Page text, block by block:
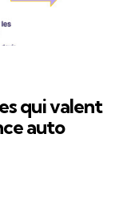
qui valent
auto